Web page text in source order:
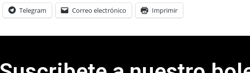
Telegram Correo electrónico Imprimir